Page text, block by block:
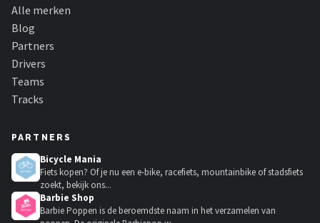
Alle merken
Blog
Partners
Drivers
Teams
Tracks
PARTNERS
Bicycle Mania
Fiets kopen? Of je nu een e-bike, racefiets, mountainbike of stadsfiets
zoekt, bekijk ons...
Barbie Shop
Barbie Poppen is de beroemdste naam in het verzamelen van